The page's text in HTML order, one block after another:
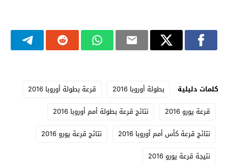
كلمات دليلية بطولة أوروبا 2016
قرعة بطولة أوروبا 2016
قرعة يورو 2016
نتائج قرعة بطولة أمم أوروبا 2016
نتائج قرعة كأس أمم أوروبا 2016
نتائج قرعة يورو 2016
نتيجة قرعة يورو 2016